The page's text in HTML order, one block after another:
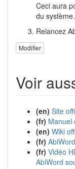
Ceci aura
du système.
Relancez
Modifier
Voir
(en) Site
(fr) Manuel
(en) Wiki
(fr)
(fr) Vidéo
AbiWord